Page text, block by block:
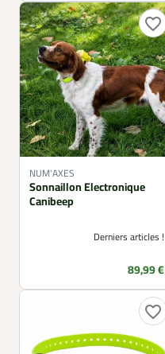
favorite_border
NUM'AXES
Sonnaillon Electronique
Canibeep
Derniers articles !
Prix
89,99 €
favorite_border